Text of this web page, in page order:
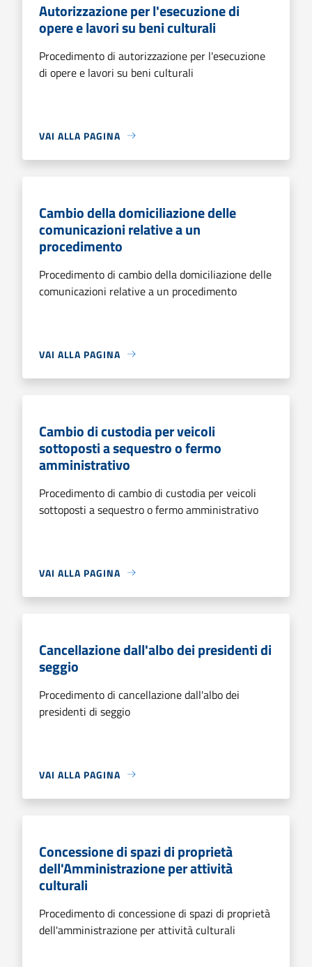
Autorizzazione per l'esecuzione di
opere e lavori su beni culturali
Procedimento di autorizzazione per l'esecuzione
di opere e lavori su beni culturali
VAI ALLA PAGINA
Cambio della domiciliazione delle
comunicazioni relative a un
procedimento
Procedimento di cambio della domiciliazione delle
comunicazioni relative a un procedimento
VAI ALLA PAGINA
Cambio di custodia per veicoli
sottoposti a sequestro o fermo
amministrativo
Procedimento di cambio di custodia per veicoli
sottoposti a sequestro o fermo amministrativo
VAI ALLA PAGINA
Cancellazione dall'albo dei presidenti di
seggio
Procedimento di cancellazione dall'albo dei
presidenti di seggio
VAI ALLA PAGINA
Concessione di spazi di proprietà
dell'Amministrazione per attività
culturali
Procedimento di concessione di spazi di proprietà
dell'amministrazione per attività culturali